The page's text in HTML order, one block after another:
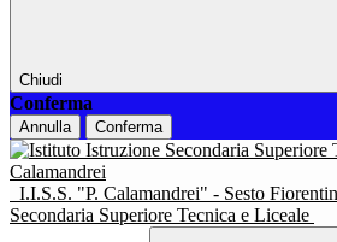
Chiudi
Conferma
Annulla Conferma
I.I.S.S. "P. Calamandrei" - Sesto
Secondaria Superiore Tecnica e Liceale